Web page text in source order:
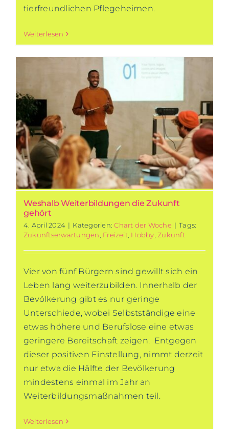
tierfreundlichen Pflegeheimen.
Weiterlesen
Weshalb Weiterbildungen die Zukunft
gehört
4. April 2024 | Kategorien:Chart der Woche | Tags:
Zukunftserwartungen, Freizeit, Hobby,Zukunft
Vier von fünf Bürgern sind gewillt sich ein
Leben lang weiterzubilden. Innerhalb der
Bevölkerung gibt es nur geringe
Unterschiede, wobei Selbstständige eine
etwas höhere und Berufslose eine etwas
geringere Bereitschaft zeigen. Entgegen
dieser positiven Einstellung, nimmt derzeit
nur etwa die Hälfte der Bevölkerung
mindestens einmal im Jahr an
Weiterbildungsmaßnahmen teil.
Weiterlesen